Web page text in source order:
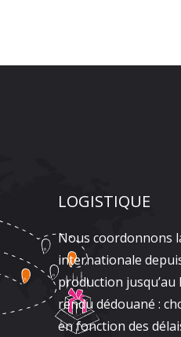
LOGISTIQUE
Nous coordonnons
internationale
production
rendu dédouané :
en fonction des